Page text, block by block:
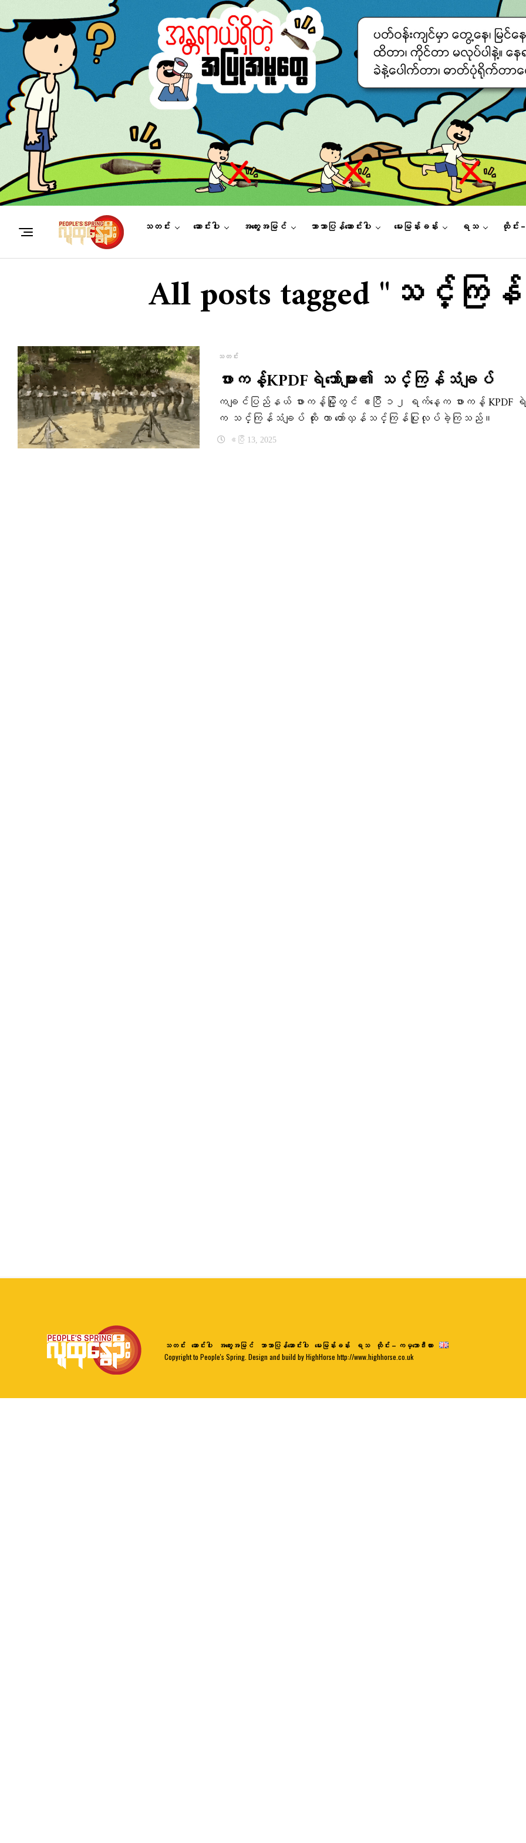
သတင်း ဆောင်းပါး အတွေးအမြင် ဘာသာပြန်ဆောင်းပါး မေးမြန်းခန်း ရသ ထိုင်း –
All posts tagged "သင်္က
သတင်း
ဖားကန့်KPDFရဲ​ဘော်များ၏ သင်္ကြန်သံချပ်
ကချင်ပြည်နယ် ဖားကန့်မြို့တွင် ဧပြီ ၁၂ ရက်နေ့က ဖားကန့် KPDF ရဲဘော်
က သင်္ကြန်သံချပ် ထိုး ကာ တော်လှန်သင်္ကြန်ပြုလုပ်ခဲ့ကြသည်။
ဧပြီ 13, 2025
သတင်း ဆောင်းပါး အတွေးအမြင် ဘာသာပြန်ဆောင်းပါး မေးမြန်းခန်း ရသ
ထိုင်း – ကမ္ဘောဒီးယား
Copyright to People's Spring. Design and build by HighHorse http://www.highhorse.co.uk